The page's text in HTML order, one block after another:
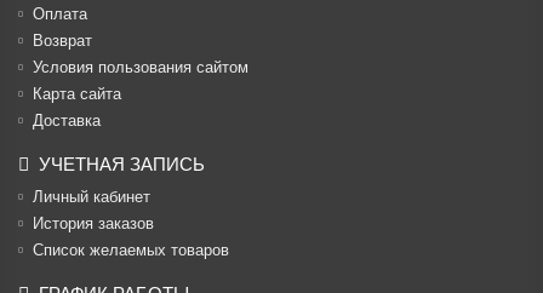
Оплата
Возврат
Условия пользования сайтом
Карта сайта
Доставка
УЧЕТНАЯ ЗАПИСЬ
Личный кабинет
История заказов
Список желаемых товаров